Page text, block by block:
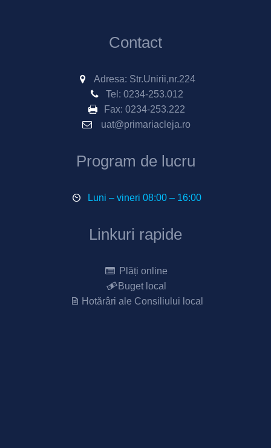
Contact
Adresa: Str.Unirii,nr.224
Tel: 0234-253.012
Fax: 0234-253.222
uat@primariacleja.ro
Program de lucru
Luni – vineri 08:00 – 16:00
Linkuri rapide
Plăți online
Buget local
Hotărâri ale Consiliului local